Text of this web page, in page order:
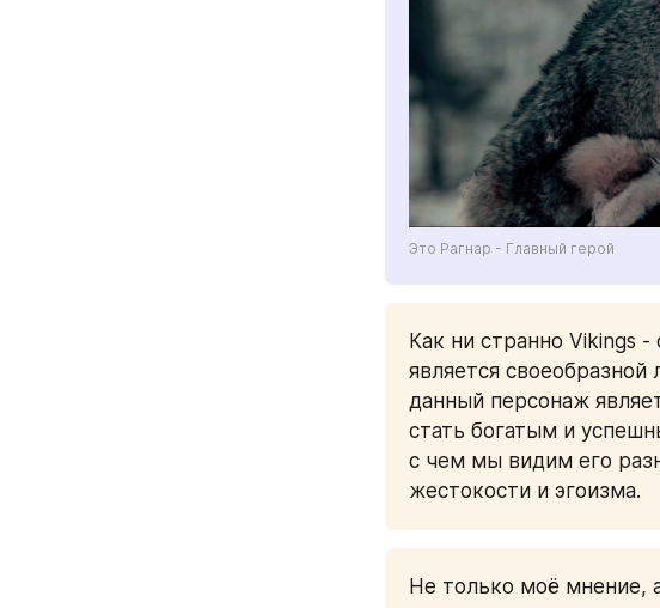
Это Рагнар - Главный герой
Как ни странно Vikings -
является
данный персонаж
стать богатым и
с чем мы видим его
жестокости и эгоизма.
Не только моё мнение,